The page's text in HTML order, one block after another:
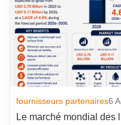
fournisseurs partenaires6
Le marché mondial des